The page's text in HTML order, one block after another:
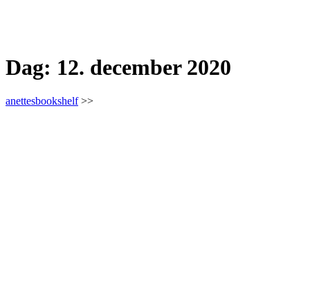
Dag: 12. december 2020
anettesbookshelf>>